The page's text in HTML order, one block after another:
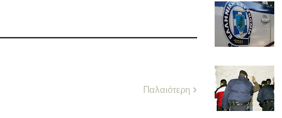
Παλαιότερη